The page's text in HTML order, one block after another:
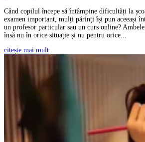
Când copilul începe să întâmpine dificultăți la
examen important, mulți părinți își pun aceeași
un profesor particular sau un curs online?
însă nu în orice situație și nu pentru orice...
citește mai mult